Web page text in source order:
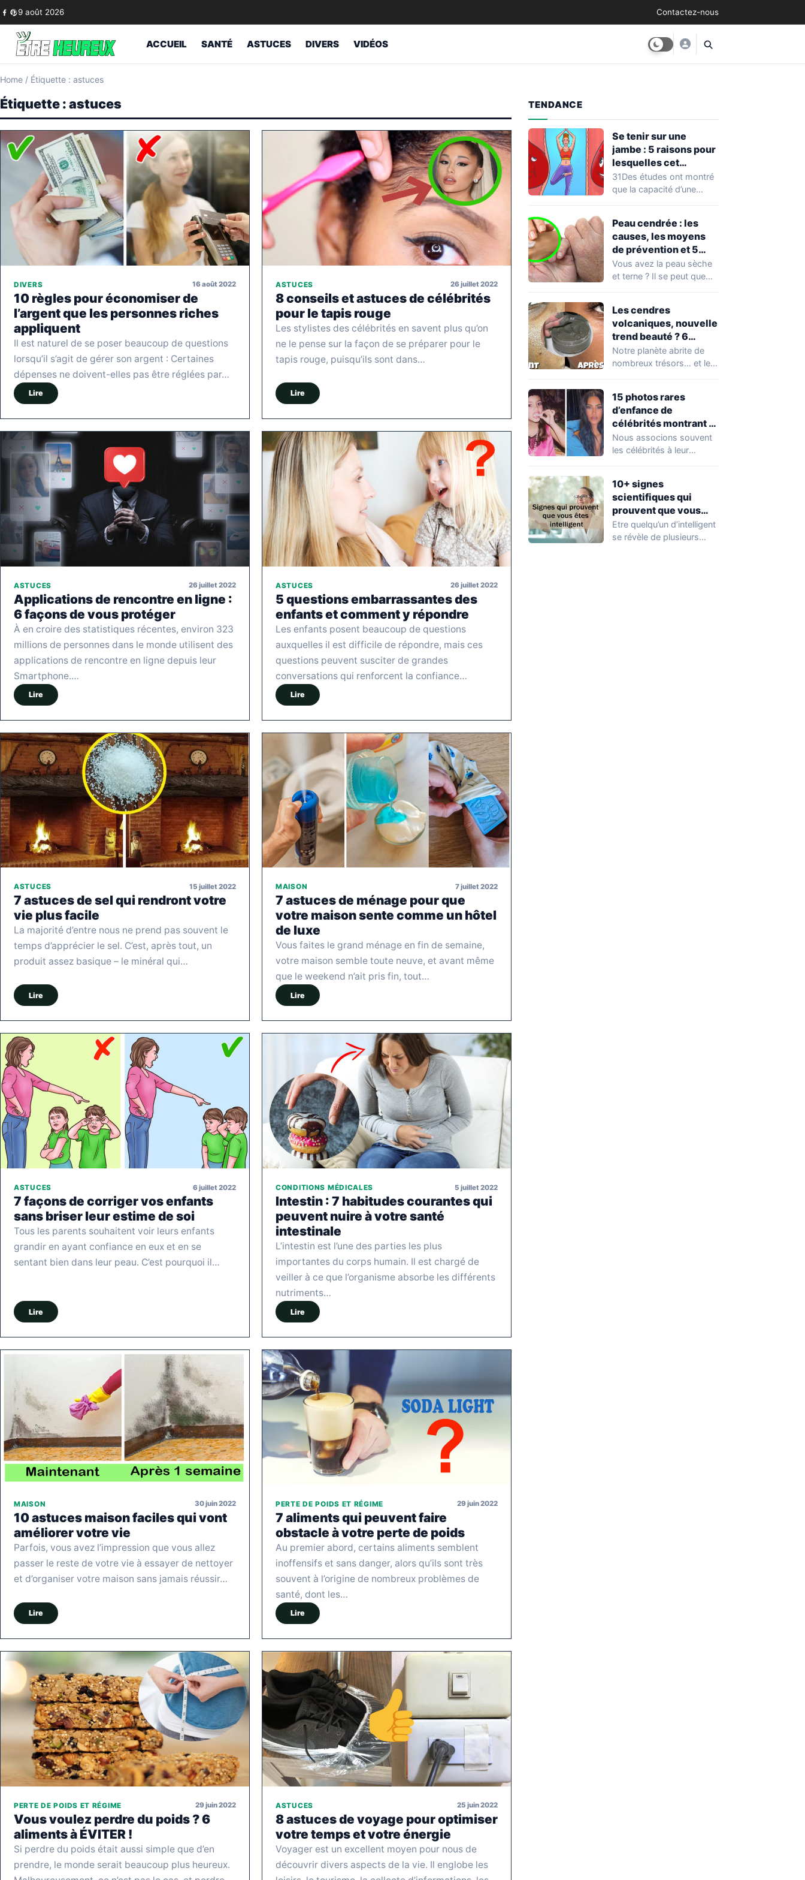
Skip to content
9 août 2026 Contactez-nous
ACCUEIL SANTÉ ASTUCES DIVERS VIDÉOS
Home / Étiquette : astuces
Étiquette :astuces
DIVERS 16 août 2022
10 règles pour économiser de
l’argent que les personnes riches
appliquent
Il est naturel de se poser beaucoup de questions
lorsqu’il s’agit de gérer son argent : Certaines
dépenses ne doivent-elles pas être réglées par…
Lire
ASTUCES 26 juillet 2022
8 conseils et astuces de célébrités
pour le tapis rouge
Les stylistes des célébrités en savent plus qu’on
ne le pense sur la façon de se préparer pour le
tapis rouge, puisqu’ils sont dans…
Lire
ASTUCES 26 juillet 2022
Applications de rencontre en ligne :
6 façons de vous protéger
À en croire des statistiques récentes, environ 323
millions de personnes dans le monde utilisent des
applications de rencontre en ligne depuis leur
Smartphone.…
Lire
ASTUCES 26 juillet 2022
5 questions embarrassantes des
enfants et comment y répondre
Les enfants posent beaucoup de questions
auxquelles il est difficile de répondre, mais ces
questions peuvent susciter de grandes
conversations qui renforcent la confiance…
Lire
ASTUCES 15 juillet 2022
7 astuces de sel qui rendront votre
vie plus facile
La majorité d’entre nous ne prend pas souvent le
temps d’apprécier le sel. C’est, après tout, un
produit assez basique – le minéral qui…
Lire
MAISON 7 juillet 2022
7 astuces de ménage pour que
votre maison sente comme un hôtel
de luxe
Vous faites le grand ménage en fin de semaine,
votre maison semble toute neuve, et avant même
que le weekend n’ait pris fin, tout…
Lire
ASTUCES 6 juillet 2022
7 façons de corriger vos enfants
sans briser leur estime de soi
Tous les parents souhaitent voir leurs enfants
grandir en ayant confiance en eux et en se
sentant bien dans leur peau. C’est pourquoi il…
Lire
CONDITIONS MÉDICALES 5 juillet 2022
Intestin : 7 habitudes courantes qui
peuvent nuire à votre santé
intestinale
L’intestin est l’une des parties les plus
importantes du corps humain. Il est chargé de
veiller à ce que l’organisme absorbe les différents
nutriments…
Lire
MAISON 30 juin 2022
10 astuces maison faciles qui vont
améliorer votre vie
Parfois, vous avez l’impression que vous allez
passer le reste de votre vie à essayer de nettoyer
et d’organiser votre maison sans jamais réussir…
Lire
PERTE DE POIDS ET RÉGIME 29 juin 2022
7 aliments qui peuvent faire
obstacle à votre perte de poids
Au premier abord, certains aliments semblent
inoffensifs et sans danger, alors qu’ils sont très
souvent à l’origine de nombreux problèmes de
santé, dont les…
Lire
PERTE DE POIDS ET RÉGIME 29 juin 2022
Vous voulez perdre du poids ? 6
aliments à ÉVITER !
Si perdre du poids était aussi simple que d’en
prendre, le monde serait beaucoup plus heureux.
ASTUCES 25 juin 2022
8 astuces de voyage pour optimiser
votre temps et votre énergie
Voyager est un excellent moyen pour nous de
découvrir divers aspects de la vie. Il englobe les
TENDANCE
Se tenir sur une
jambe : 5 raisons pour
lesquelles cet
exercice équivaut à
une véritable séance
31Des études ont montré
que la capacité d’une
Peau cendrée : les
causes, les moyens
de prévention et 5
façons de la traiter
Vous avez la peau sèche
et terne ? Il se peut que
Les cendres
volcaniques, nouvelle
trend beauté ? 6
avantages pour la
peau à connaître
Notre planète abrite de
nombreux trésors… et les
15 photos rares
d’enfance de
célébrités montrant à
quel point elles ont
changé au fil du temps
Nous associons souvent
les célébrités à leur
10+ signes
scientifiques qui
prouvent que vous
êtes plus intelligent
que vous ne le pensez
Etre quelqu’un d’intelligent
se révèle de plusieurs